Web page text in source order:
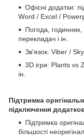
Офісні додатки:
Word / Excel /
Погода,
перекладач і ін.
Зв'язок: Viber /
3D ігри: Plants vs
ін.
Підтримка
підключення
Підтримка
більшості